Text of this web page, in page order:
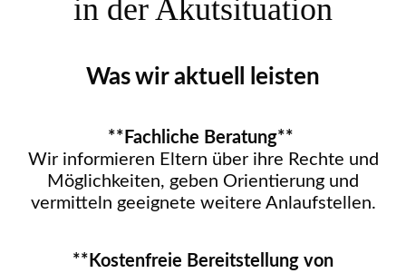
in der Akutsituation
Was wir aktuell leisten
**Fachliche Beratung**
Wir informieren Eltern über ihre Rechte und
Möglichkeiten, geben Orientierung und
vermitteln geeignete weitere Anlaufstellen.
**Kostenfreie Bereitstellung von